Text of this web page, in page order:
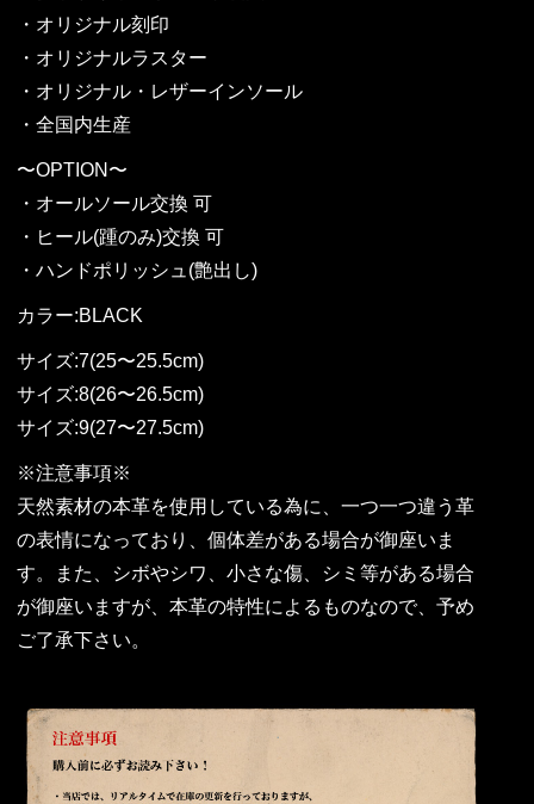
・オリジナル刻印
・オリジナルラスター
・オリジナル・レザーインソール
・全国内生産
〜OPTION〜
・オールソール交換 可
・ヒール(踵のみ)交換 可
・ハンドポリッシュ(艶出し)
カラー:BLACK
サイズ:7(25〜25.5cm)
サイズ:8(26〜26.5cm)
サイズ:9(27〜27.5cm)
※注意事項※
天然素材の本革を使用している為に、一つ一つ違う革
の表情になっており、個体差がある場合が御座いま
す。また、シボやシワ、小さな傷、シミ等がある場合
が御座いますが、本革の特性によるものなので、予め
ご了承下さい。